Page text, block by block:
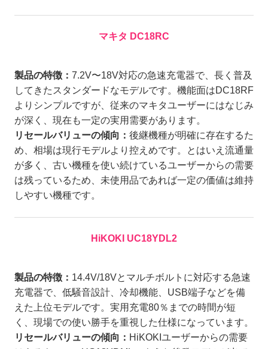
マキタ DC18RC
製品の特徴： 7.2V〜18V対応の急速充電器で、長く普及
してきたスタンダードなモデルです。機能面はDC18RF
よりシンプルですが、従来のマキタユーザーにはなじみ
が深く、現在も一定の実用需要があります。
リセールバリューの傾向： 後継機種が明確に存在するた
め、相場は現行モデルより控えめです。とはいえ流通量
が多く、古い機種を使い続けているユーザーからの需要
は残っているため、未使用品であれば一定の価値は維持
しやすい機種です。
HiKOKI UC18YDL2
製品の特徴： 14.4V/18Vとマルチボルトに対応する急速
充電器で、低騒音設計、冷却機能、USB端子などを備
えた上位モデルです。実用充電80％までの時間が短
く、現場での使い勝手を重視した仕様になっています。
リセールバリューの傾向： HiKOKIユーザーからの需要